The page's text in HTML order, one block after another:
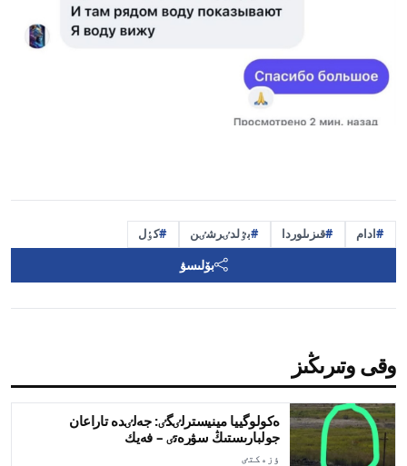
ادام قىزىلوردا بٷلدٸرشٸن كٶل
بۆلىسۋ
وقى وتىرىڭىز
ەكولوگييا مينيسترلٸگٸ: جەلٸدە تاراعان
جولبارىستىڭ سۋرەتٸ – فەيك
ٶزەكتٸ